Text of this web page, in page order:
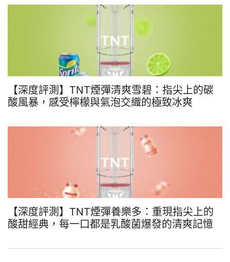
【深度評測】TNT煙彈清爽雪碧：指尖上的碳
酸風暴，感受檸檬與氣泡交織的極致冰爽
【深度評測】TNT煙彈養樂多：重現指尖上的
酸甜經典，每一口都是乳酸菌爆發的清爽記憶